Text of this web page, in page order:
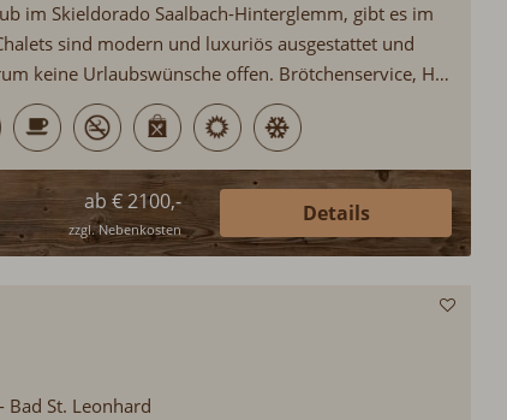
im Skieldorado Saalbach-Hinterglemm, gibt es im
sind modern und luxuriös ausgestattet und
keine Urlaubswünsche offen. Brötchenservice, Hot
ökologische Bauweise, Sauna, Schwimmteich, Ski
ab € 2100,-
zzgl. Nebenkosten
Details
Bad St. Leonhard